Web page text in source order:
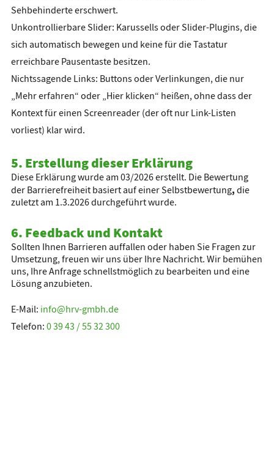
Sehbehinderte erschwert.
Unkontrollierbare Slider: Karussells oder Slider-Plugins, die
sich automatisch bewegen und keine für die Tastatur
erreichbare Pausentaste besitzen.
Nichtssagende Links: Buttons oder Verlinkungen, die nur
„Mehr erfahren“ oder „Hier klicken“ heißen, ohne dass der
Kontext für einen Screenreader (der oft nur Link-Listen
vorliest) klar wird.
5. Erstellung dieser Erklärung
Diese Erklärung wurde am 03/2026 erstellt. Die Bewertung
der Barrierefreiheit basiert auf einerSelbstbewertung, die
zuletzt am 1.3.2026durchgeführt wurde.
6. Feedback und Kontakt
Sollten Ihnen Barrieren auffallen oder haben Sie Fragen zur
Umsetzung, freuen wir uns über Ihre Nachricht. Wir bemühen
uns, Ihre Anfrage schnellstmöglich zu bearbeiten und eine
Lösung anzubieten.
E-Mail: info@hrv-gmbh.de
Telefon: 0 39 43 / 55 32 300